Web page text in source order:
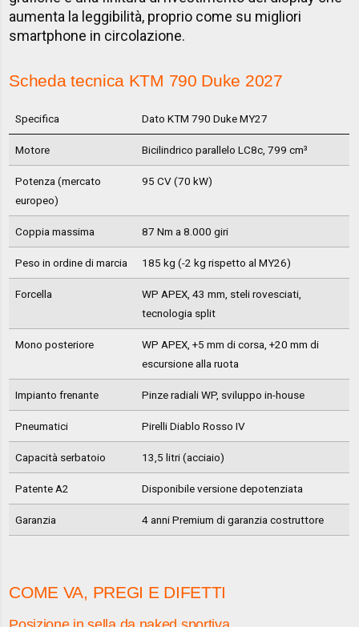
aumenta la leggibilità, proprio come su migliori
smartphone in circolazione.
Scheda tecnica KTM 790 Duke 2027
Specifica Dato KTM 790 Duke MY27
Motore Bicilindrico parallelo LC8c, 799 cm³
Potenza (mercato
europeo)
95 CV (70 kW)
Coppia massima 87 Nm a 8.000 giri
Peso in ordine di marcia 185 kg (-2 kg rispetto al MY26)
Forcella
WP APEX, 43 mm, steli rovesciati,
tecnologia split
Mono posteriore
WP APEX, +5 mm di corsa, +20 mm di
escursione alla ruota
Impianto frenante Pinze radiali WP, sviluppo in-house
Pneumatici Pirelli Diablo Rosso IV
Capacità serbatoio 13,5 litri (acciaio)
Patente A2 Disponibile versione depotenziata
Garanzia 4 anni Premium di garanzia costruttore
COME VA, PREGI E DIFETTI